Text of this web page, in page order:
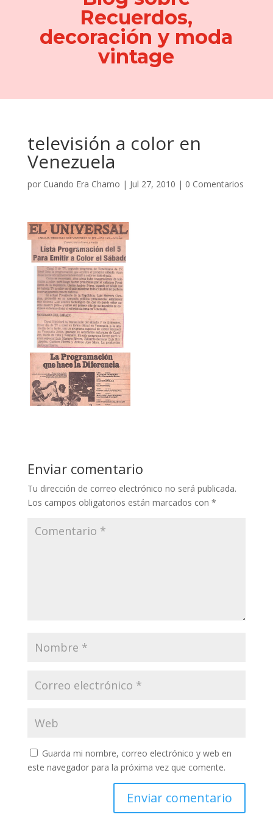
Recuerdos,
decoración y moda
vintage
televisión a color en
Venezuela
por Cuando Era Chamo | Jul 27, 2010 | 0 Comentarios
Enviar comentario
Tu dirección de correo electrónico no será publicada.
Los campos obligatorios están marcados con *
Guarda mi nombre, correo electrónico y web en
este navegador para la próxima vez que comente.